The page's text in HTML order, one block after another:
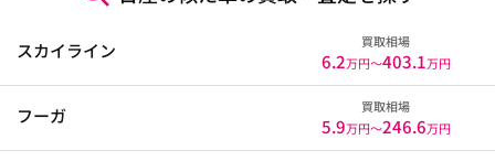
スカイライン 買取相場
6.2万円〜403.1万円
フーガ 買取相場
5.9万円〜246.6万円